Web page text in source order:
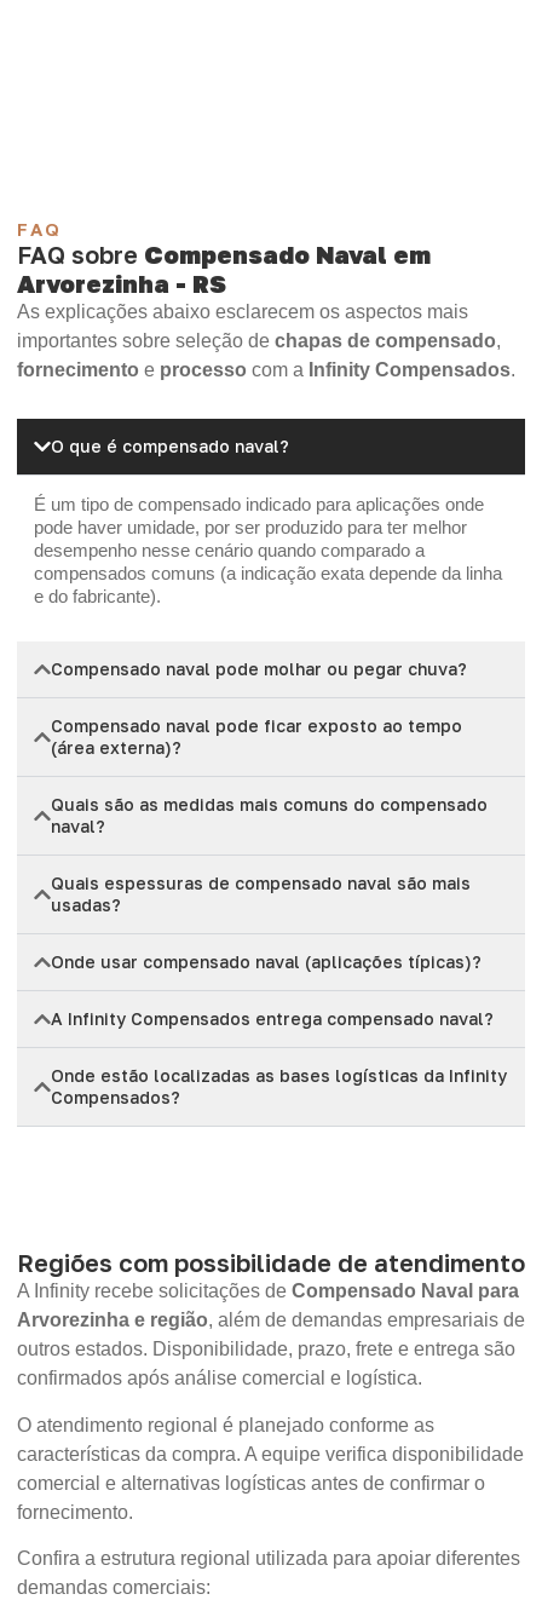
FAQ
FAQ sobre Compensado Naval em
Arvorezinha - RS
As explicações abaixo esclarecem os aspectos mais
importantes sobre seleção de chapas de compensado,
fornecimento e processo com a Infinity Compensados.
O que é compensado naval?
É um tipo de compensado indicado para aplicações onde
pode haver umidade, por ser produzido para ter melhor
desempenho nesse cenário quando comparado a
compensados comuns (a indicação exata depende da linha
e do fabricante).
Compensado naval pode molhar ou pegar chuva?
Compensado naval pode ficar exposto ao tempo
(área externa)?
Quais são as medidas mais comuns do compensado
naval?
Quais espessuras de compensado naval são mais
usadas?
Onde usar compensado naval (aplicações típicas)?
A Infinity Compensados entrega compensado naval?
Onde estão localizadas as bases logísticas da Infinity
Compensados?
Regiões com possibilidade de atendimento
A Infinity recebe solicitações de Compensado Naval para
Arvorezinha e região, além de demandas empresariais de
outros estados. Disponibilidade, prazo, frete e entrega são
confirmados após análise comercial e logística.
O atendimento regional é planejado conforme as
características da compra. A equipe verifica disponibilidade
comercial e alternativas logísticas antes de confirmar o
fornecimento.
Confira a estrutura regional utilizada para apoiar diferentes
demandas comerciais: